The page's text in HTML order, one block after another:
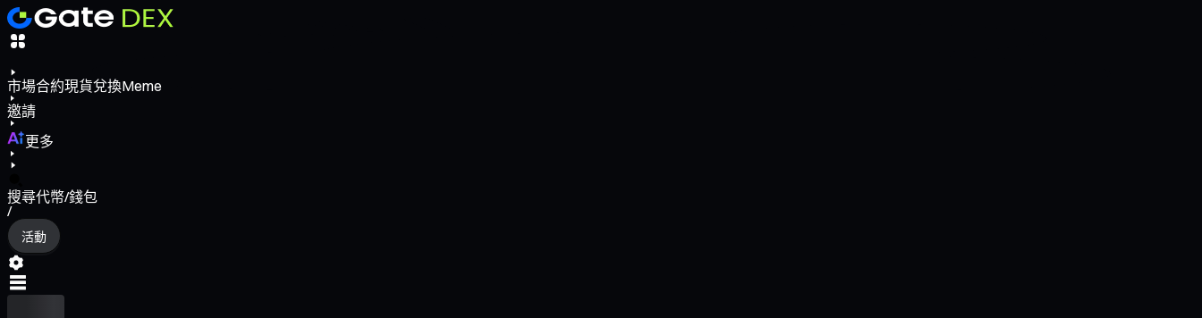
市場合約現貨兌換Meme
邀請
更多
搜尋代幣/錢包
/
活動